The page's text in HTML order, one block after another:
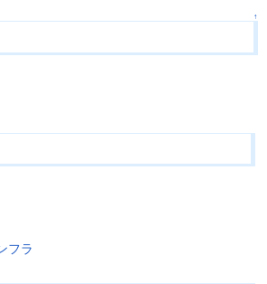
↑
フラ